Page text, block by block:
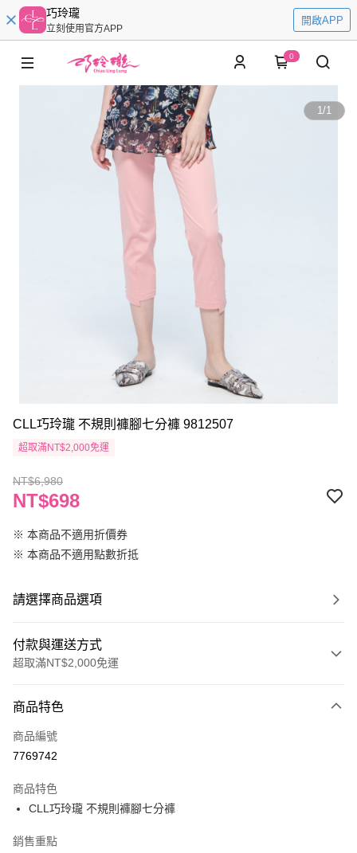
巧玲瓏
立刻使用官方APP
開啟APP
0
1/1
CLL巧玲瓏 不規則褲腳七分褲 9812507
超取滿NT$2,000免運
NT$6,980
NT$698
※ 本商品不適用折價券
※ 本商品不適用點數折抵
請選擇商品選項
付款與運送方式
超取滿NT$2,000免運
信用卡一次付款
信用卡分期付款
合作金庫商業銀行
華南商業銀行
國泰世華商業銀行
超商取貨付款
商品特色
商品編號
7769742
商品特色
CLL巧玲瓏 不規則褲腳七分褲
銷售重點